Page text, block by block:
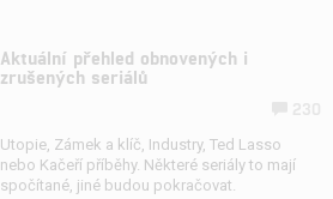
Aktuální přehled obnovených i
zrušených seriálů
Utopie, Zámek a klíč, Industry, Ted Lasso
nebo Kačeří příběhy. Některé seriály to mají
spočítané, jiné budou pokračovat.